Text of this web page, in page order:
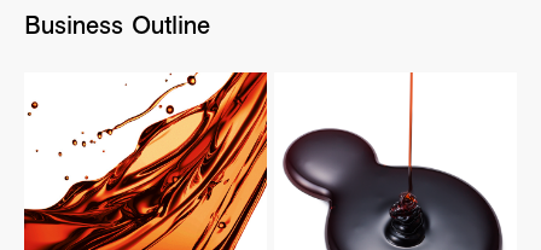
Business Outline